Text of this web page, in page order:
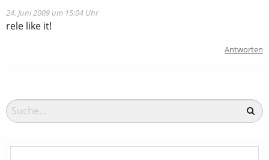
24. Juni 2009 um 15:04 Uhr
rele like it!
Antworten